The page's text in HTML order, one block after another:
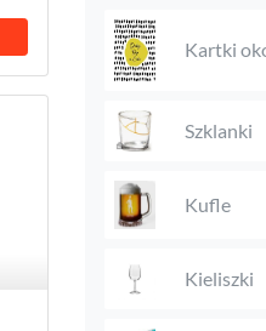
Kartki
Szklanki
Kufle
Kieliszki